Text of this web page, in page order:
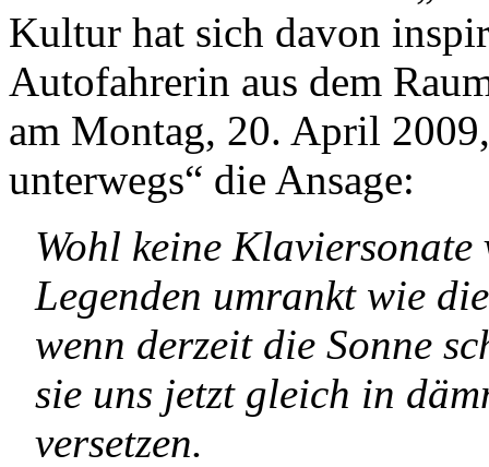
Kultur hat sich davon
Autofahrerin aus dem
am Montag, 20. April
unterwegs“ die Ansage:
Wohl keine Klaviersonate
Legenden umrankt wie
wenn derzeit die Sonne
sie uns jetzt gleich in
versetzen.